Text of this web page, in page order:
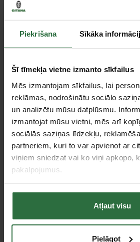
Piekrišana Sīkāka
Šī tīmekļa vietne izmanto sīkfailus
Mēs izmantojam sīkfailus, lai
reklāmas, nodrošinātu sociālo
un analizētu mūsu datplūsmu.
izmantojat mūsu vietni, mēs arī
sociālās saziņas līdzekļu,
partneriem, kuri to var apvienot ar
viņiem sniedzat vai ko viņi apkopo,
pakalpojumus.
Atļaut visu
Pielāgot
Salīdzināt Ieteikt cenu
Liepāja, Zemnieku iela 60, Liepāja
Tie, kas apskatīja šo preci, tāpat
Failed to load product list.
Apskatītie produkti